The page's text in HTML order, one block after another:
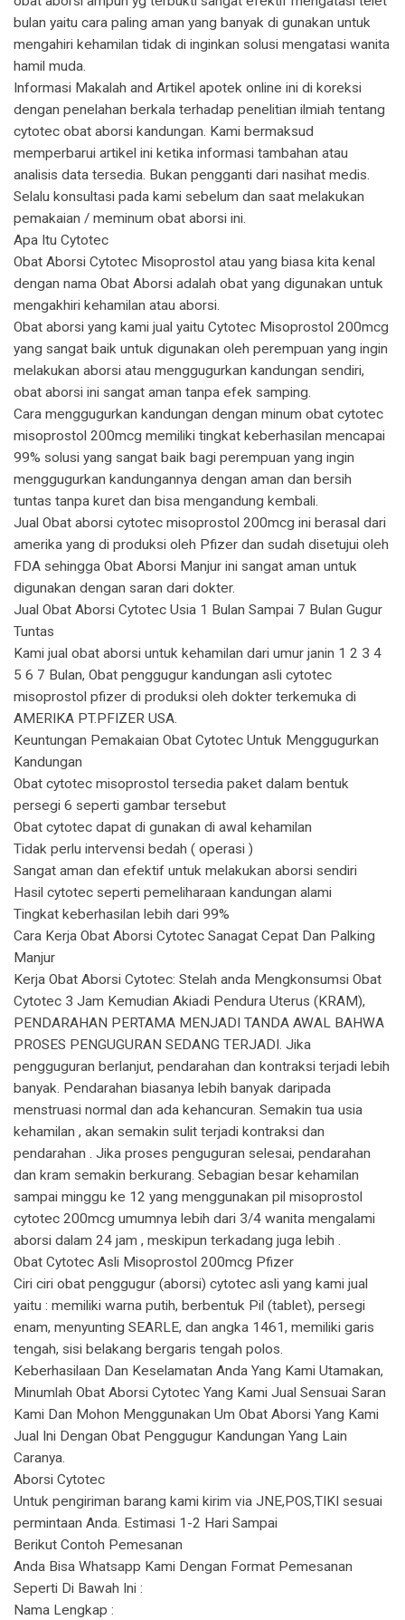
bulan yaitu cara paling aman yang banyak di gunakan untuk
mengahiri kehamilan tidak di inginkan solusi mengatasi wanita
hamil muda.
Informasi Makalah and Artikel apotek online ini di koreksi
dengan penelahan berkala terhadap penelitian ilmiah tentang
cytotec obat aborsi kandungan. Kami bermaksud
memperbarui artikel ini ketika informasi tambahan atau
analisis data tersedia. Bukan pengganti dari nasihat medis.
Selalu konsultasi pada kami sebelum dan saat melakukan
pemakaian / meminum obat aborsi ini.
Apa Itu Cytotec
Obat Aborsi Cytotec Misoprostol atau yang biasa kita kenal
dengan nama Obat Aborsi adalah obat yang digunakan untuk
mengakhiri kehamilan atau aborsi.
Obat aborsi yang kami jual yaitu Cytotec Misoprostol 200mcg
yang sangat baik untuk digunakan oleh perempuan yang ingin
melakukan aborsi atau menggugurkan kandungan sendiri,
obat aborsi ini sangat aman tanpa efek samping.
Cara menggugurkan kandungan dengan minum obat cytotec
misoprostol 200mcg memiliki tingkat keberhasilan mencapai
99% solusi yang sangat baik bagi perempuan yang ingin
menggugurkan kandungannya dengan aman dan bersih
tuntas tanpa kuret dan bisa mengandung kembali.
Jual Obat aborsi cytotec misoprostol 200mcg ini berasal dari
amerika yang di produksi oleh Pfizer dan sudah disetujui oleh
FDA sehingga Obat Aborsi Manjur ini sangat aman untuk
digunakan dengan saran dari dokter.
Jual Obat Aborsi Cytotec Usia 1 Bulan Sampai 7 Bulan Gugur
Tuntas
Kami jual obat aborsi untuk kehamilan dari umur janin 1 2 3 4
5 6 7 Bulan, Obat penggugur kandungan asli cytotec
misoprostol pfizer di produksi oleh dokter terkemuka di
AMERIKA PT.PFIZER USA.
Keuntungan Pemakaian Obat Cytotec Untuk Menggugurkan
Kandungan
Obat cytotec misoprostol tersedia paket dalam bentuk
persegi 6 seperti gambar tersebut
Obat cytotec dapat di gunakan di awal kehamilan
Tidak perlu intervensi bedah ( operasi )
Sangat aman dan efektif untuk melakukan aborsi sendiri
Hasil cytotec seperti pemeliharaan kandungan alami
Tingkat keberhasilan lebih dari 99%
Cara Kerja Obat Aborsi Cytotec Sanagat Cepat Dan Palking
Manjur
Kerja Obat Aborsi Cytotec: Stelah anda Mengkonsumsi Obat
Cytotec 3 Jam Kemudian Akiadi Pendura Uterus (KRAM),
PENDARAHAN PERTAMA MENJADI TANDA AWAL BAHWA
PROSES PENGUGURAN SEDANG TERJADI. Jika
pengguguran berlanjut, pendarahan dan kontraksi terjadi lebih
banyak. Pendarahan biasanya lebih banyak daripada
menstruasi normal dan ada kehancuran. Semakin tua usia
kehamilan , akan semakin sulit terjadi kontraksi dan
pendarahan . Jika proses penguguran selesai, pendarahan
dan kram semakin berkurang. Sebagian besar kehamilan
sampai minggu ke 12 yang menggunakan pil misoprostol
cytotec 200mcg umumnya lebih dari 3/4 wanita mengalami
aborsi dalam 24 jam , meskipun terkadang juga lebih .
Obat Cytotec Asli Misoprostol 200mcg Pfizer
Ciri ciri obat penggugur (aborsi) cytotec asli yang kami jual
yaitu : memiliki warna putih, berbentuk Pil (tablet), persegi
enam, menyunting SEARLE, dan angka 1461, memiliki garis
tengah, sisi belakang bergaris tengah polos.
Keberhasilaan Dan Keselamatan Anda Yang Kami Utamakan,
Minumlah Obat Aborsi Cytotec Yang Kami Jual Sensuai Saran
Kami Dan Mohon Menggunakan Um Obat Aborsi Yang Kami
Jual Ini Dengan Obat Penggugur Kandungan Yang Lain
Caranya.
Aborsi Cytotec
Untuk pengiriman barang kami kirim via JNE,POS,TIKI sesuai
permintaan Anda. Estimasi 1-2 Hari Sampai
Berikut Contoh Pemesanan
Anda Bisa Whatsapp Kami Dengan Format Pemesanan
Seperti Di Bawah Ini :
Nama Lengkap :